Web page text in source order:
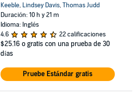
Keeble, Lindsey Davis,Thomas Judd
Duración: 10 h y 21 m
Idioma: Inglés
4.6
22 calificaciones
$25.16 o gratis con una prueba de 30
días
Pruebe Estándar gratis